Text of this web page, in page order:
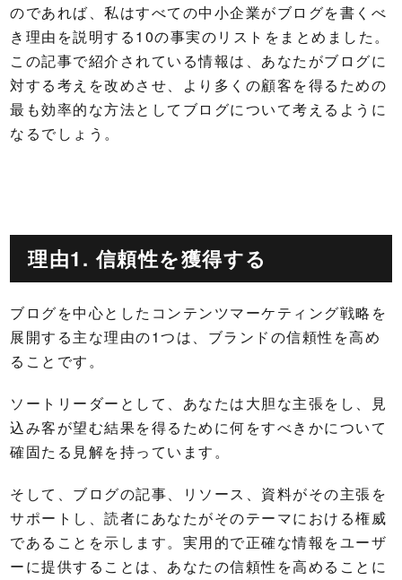
のであれば、私はすべての中小企業がブログを書くべ
き理由を説明する10の事実のリストをまとめました。
この記事で紹介されている情報は、あなたがブログに
対する考えを改めさせ、より多くの顧客を得るための
最も効率的な方法としてブログについて考えるように
なるでしょう。
理由1. 信頼性を獲得する
ブログを中心としたコンテンツマーケティング戦略を
展開する主な理由の1つは、ブランドの信頼性を高め
ることです。
ソートリーダーとして、あなたは大胆な主張をし、見
込み客が望む結果を得るために何をすべきかについて
確固たる見解を持っています。
そして、ブログの記事、リソース、資料がその主張を
サポートし、読者にあなたがそのテーマにおける権威
であることを示します。実用的で正確な情報をユーザ
ーに提供することは、あなたの信頼性を高めることに